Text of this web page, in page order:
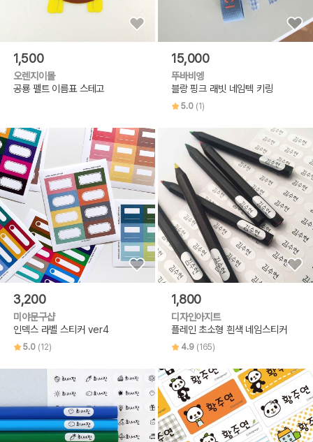
1,500
오렌지이몰
공룡 펠트 이름표 스테고
15,000
뚜바비엥
블랑 핑크 래빗 네임텍 키링
5.0 (1)
3,200
미야문구샵
인덱스 라벨 스티커 ver4
5.0 (12)
1,800
디자인아지트
플레인 초소형 흰색 네임스티커
4.9 (165)